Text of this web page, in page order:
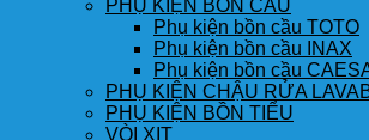
PHỤ KIỆN BỒN CẦU
Phụ kiện bồn cầu TOTO
Phụ kiện bồn cầu INAX
Phụ kiện bồn cầu
PHỤ KIỆN CHẬU RỬA
PHỤ KIỆN BỒN TIỂU
VÒI XỊT